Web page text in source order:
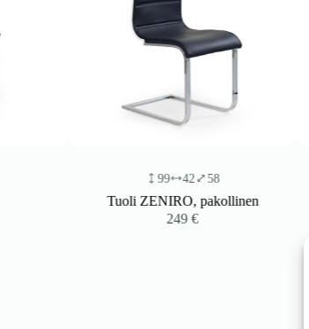
42 58
Tuoli ZENIRO, pakollinen
249€